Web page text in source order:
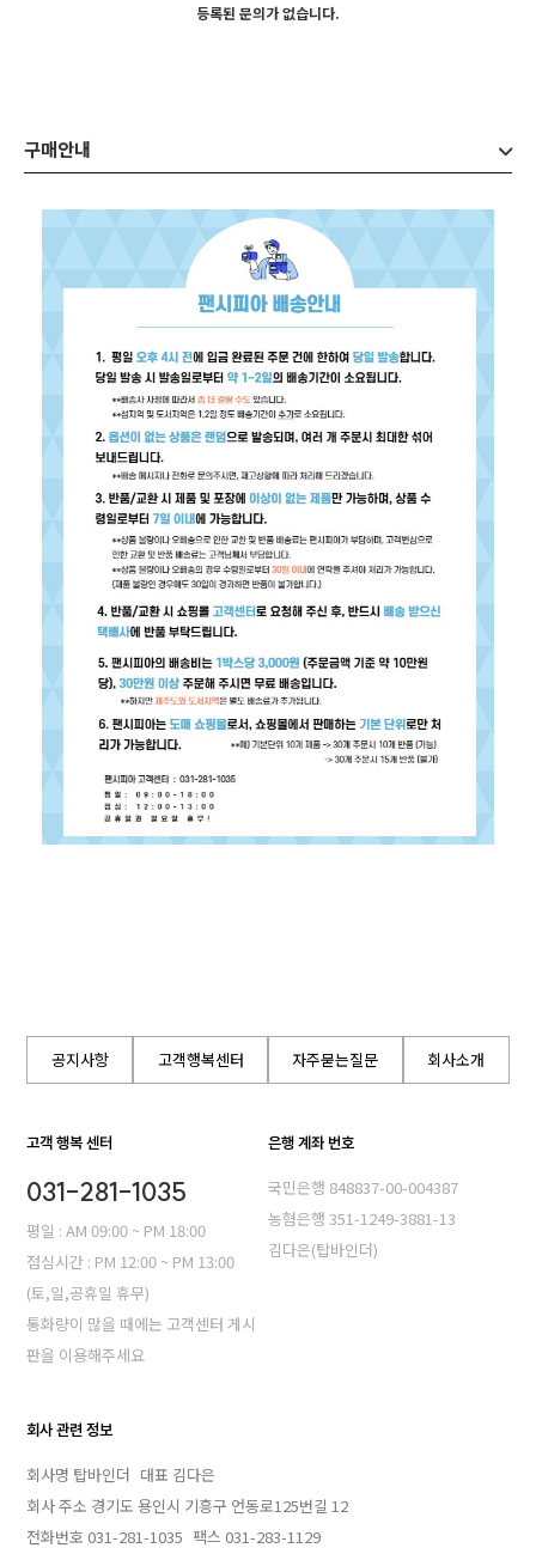
등록된 문의가 없습니다.
구매안내
공지사항 고객행복센터 자주묻는질문 회사소개
고객 행복 센터
031-281-1035
평일 : AM 09:00 ~ PM 18:00
점심시간 : PM 12:00 ~ PM 13:00
(토,일,공휴일 휴무)
통화량이 많을 때에는 고객센터 게시
판을 이용해주세요
은행 계좌 번호
국민은행 848837-00-004387
농혐은행 351-1249-3881-13
김다은(탑바인더)
회사 관련 정보
회사명 탑바인더 대표 김다은
회사 주소 경기도 용인시 기흥구 언동로125번길 12
전화번호 031-281-1035 팩스 031-283-1129